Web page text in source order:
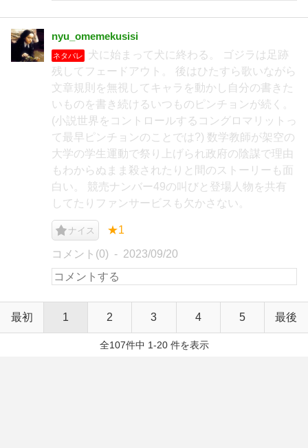
nyu_omemekusisi
ネタバレ
犬に始まって犬に終わる。 ゴジラは足跡
残してフェードアウト。 後はひたすら歌いながら
文章規則を無視してキャラを動かし自分の書きた
いものを書き続けるいつものピンチョンが続く。
(小説世界をコントロールするコングロマリットっ
て最早ピンチョンのことでは?) 数学教師が架空の
大学の学生運動で祭り上げられ政府の陰謀で理由
もわからぬまま殺されたりと間のストーリーも面
白い。 競売ナンバー49の叫びと登場人物を共有
してたりファンサービスも欠かさない。
ナイス ★1
コメント(0) 2023/09/20
最初 1 2 3 4 5 最後
全107件中 1-20 件を表示